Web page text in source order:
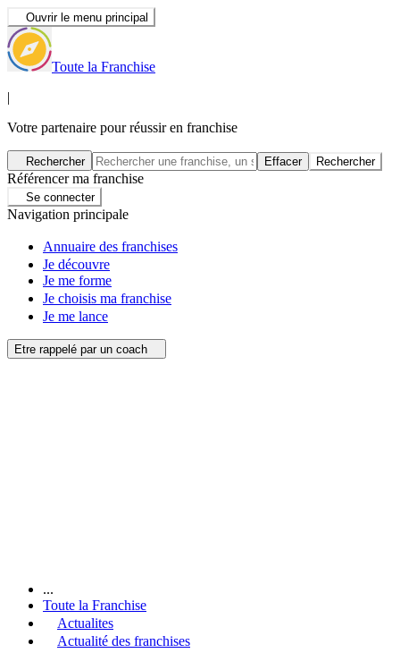
Ouvrir le menu principal
Toute la Franchise
|
Votre partenaire pour réussir en franchise
Rechercher Effacer Rechercher
Référencer ma franchise
Se connecter
Navigation principale
Annuaire des franchises
Je découvre
Je me forme
Je choisis ma franchise
Je me lance
Etre rappelé par un coach
...
Toute la Franchise
Actualites
Actualité des franchises